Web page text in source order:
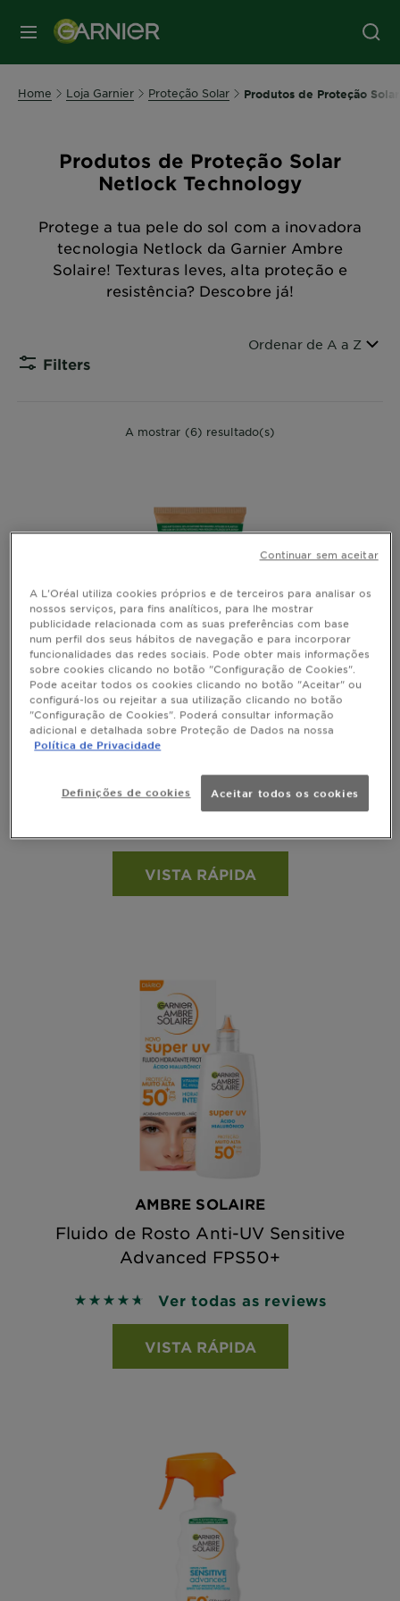
MENU
Home Loja Garnier Proteção Solar Produtos de Proteção
Produtos de Proteção Solar
Netlock Technology
Protege a tua pele do sol com a inovadora
tecnologia Netlock da Garnier Ambre
Solaire! Texturas leves, alta proteção e
resistência? Descobre já!
Filters
Ordenar por
Ordenar de A a Z
A mostrar (6) resultado(s)
AMBRE SOLAIRE
FPS50+
VISTA RÁPIDA
AMBRE SOLAIRE
Fluido de Rosto Anti-UV Sensitive
Advanced FPS50+
4.7143 out of 5 stars based on reviews
Ver todas as reviews
VISTA RÁPIDA
A L'Oréal utiliza cookies próprios e de terceiros para analisar os
nossos serviços, para fins analíticos, para lhe mostrar
publicidade relacionada com as suas preferências com base
num perfil dos seus hábitos de navegação e para incorporar
funcionalidades das redes sociais. Pode obter mais informações
sobre cookies clicando no botão "Configuração de Cookies".
Pode aceitar todos os cookies clicando no botão "Aceitar" ou
configurá-los ou rejeitar a sua utilização clicando no botão
"Configuração de Cookies". Poderá consultar informação
adicional e detalhada sobre Proteção de Dados na nossa
Política de Privacidade
Definições de cookies Aceitar todos os cookies
Continuar sem aceitar